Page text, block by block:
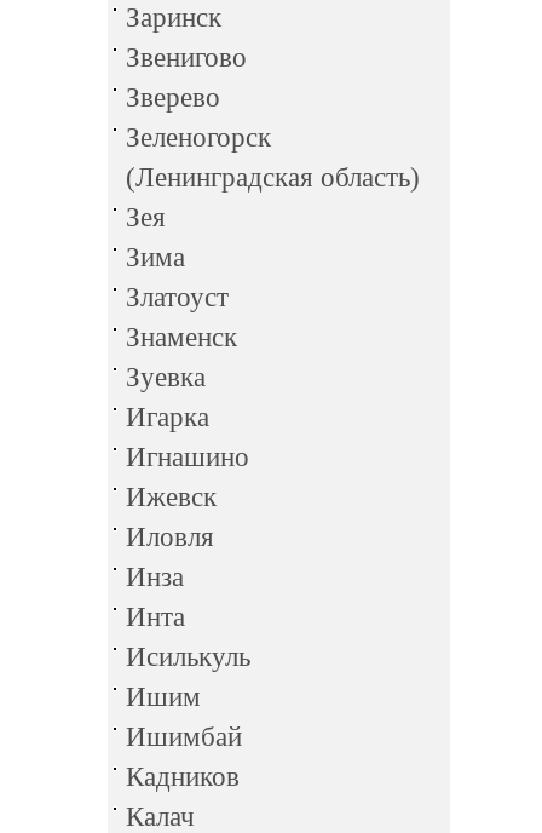
Заринск
Звенигово
Зверево
Зеленогорск
(Ленинградская область)
Зея
Зима
Златоуст
Знаменск
Зуевка
Игарка
Игнашино
Ижевск
Иловля
Инза
Инта
Исилькуль
Ишим
Ишимбай
Кадников
Калач